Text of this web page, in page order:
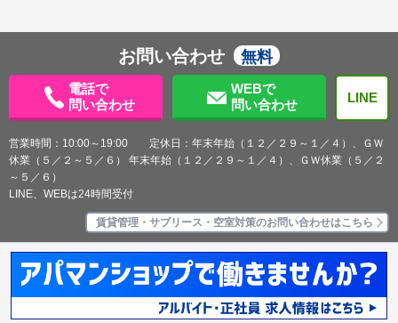
お問い合わせ 無料
電話で
問い合わせ
WEBで
問い合わせ
LINE
営業時間：10:00～19:00 定休日：年末年始（１２／２９～１／４）、ＧＷ
休業（５／２～５／６） 年末年始（１２／２９～１／４）、ＧＷ休業（５／２
～５／６）
LINE、WEBは24時間受付
賃貸管理・サブリース・空室対策のお問い合わせはこちら